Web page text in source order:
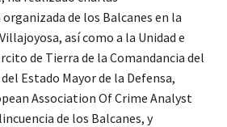
de los Balcanes en la
así como a la Unidad e
de Tierra de la Comandancia del
Estado Mayor de la Defensa,
Association Of Crime Analyst
de los Balcanes, y